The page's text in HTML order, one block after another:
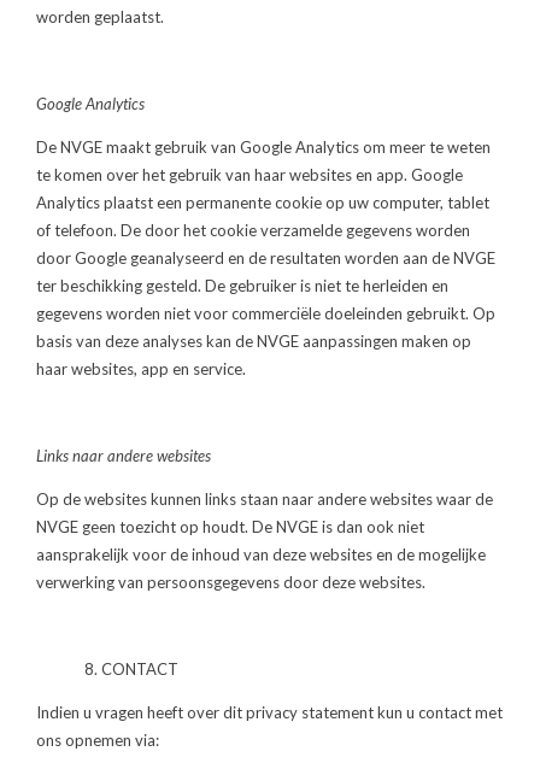
worden geplaatst.
Google Analytics
De NVGE maakt gebruik van Google Analytics om meer te weten
te komen over het gebruik van haar websites en app. Google
Analytics plaatst een permanente cookie op uw computer, tablet
of telefoon. De door het cookie verzamelde gegevens worden
door Google geanalyseerd en de resultaten worden aan de NVGE
ter beschikking gesteld. De gebruiker is niet te herleiden en
gegevens worden niet voor commerciële doeleinden gebruikt. Op
basis van deze analyses kan de NVGE aanpassingen maken op
haar websites, app en service.
Links naar andere websites
Op de websites kunnen links staan naar andere websites waar de
NVGE geen toezicht op houdt. De NVGE is dan ook niet
aansprakelijk voor de inhoud van deze websites en de mogelijke
verwerking van persoonsgegevens door deze websites.
8. CONTACT
Indien u vragen heeft over dit privacy statement kun u contact met
ons opnemen via: